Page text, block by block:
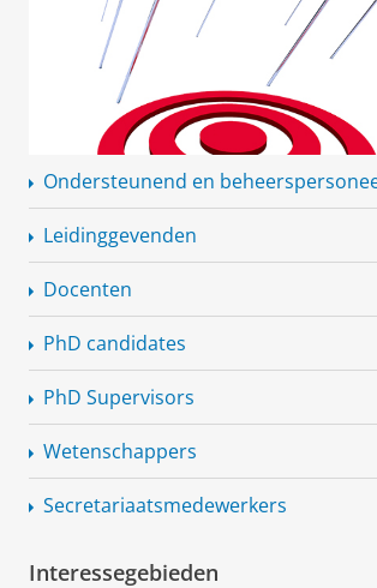
Ondersteunend en
Leidinggevenden
Docenten
PhD candidates
PhD Supervisors
Wetenschappers
Secretariaatsmedewerkers
Interessegebieden